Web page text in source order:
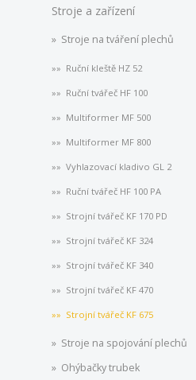
Stroje a zařízení
Stroje na tváření plechů
Ruční kleště HZ 52
Ruční tvářeč HF 100
Multiformer MF 500
Multiformer MF 800
Vyhlazovací kladivo GL 2
Ruční tvářeč HF 100 PA
Strojní tvářeč KF 170 PD
Strojní tvářeč KF 324
Strojní tvářeč KF 340
Strojní tvářeč KF 470
Strojní tvářeč KF 675
Stroje na spojování plechů
Ohýbačky trubek